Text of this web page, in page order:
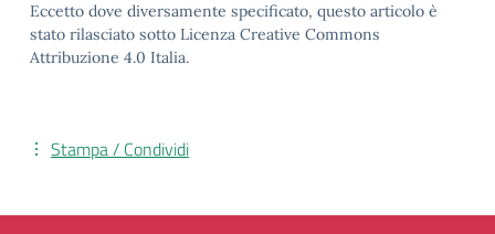
Eccetto dove diversamente specificato, questo articolo è
stato rilasciato sotto Licenza Creative Commons
Attribuzione 4.0 Italia.
Stampa / Condividi